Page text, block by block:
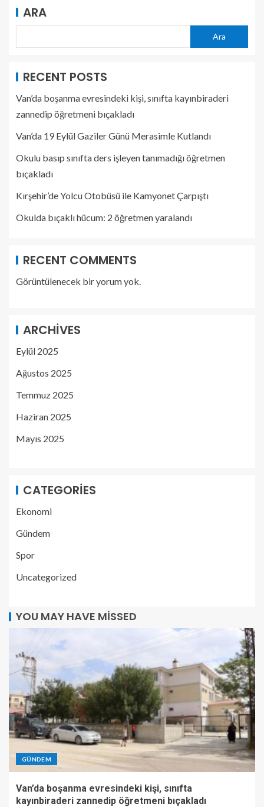
ARA
Ara
RECENT POSTS
Van’da boşanma evresindeki kişi, sınıfta kayınbiraderi
zannedip öğretmeni bıçakladı
Van’da 19 Eylül Gaziler Günü Merasimle Kutlandı
Okulu basıp sınıfta ders işleyen tanımadığı öğretmen
bıçakladı
Kırşehir’de Yolcu Otobüsü ile Kamyonet Çarpıştı
Okulda bıçaklı hücum: 2 öğretmen yaralandı
RECENT COMMENTS
Görüntülenecek bir yorum yok.
ARCHIVES
Eylül 2025
Ağustos 2025
Temmuz 2025
Haziran 2025
Mayıs 2025
CATEGORIES
Ekonomi
Gündem
Spor
Uncategorized
YOU MAY HAVE MISSED
GÜNDEM
Van’da boşanma evresindeki kişi, sınıfta
kayınbiraderi zannedip öğretmeni bıçakladı